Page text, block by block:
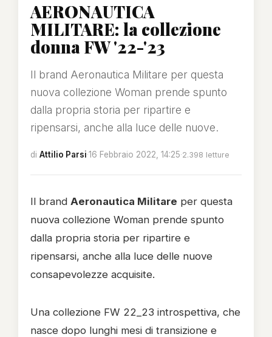
AERONAUTICA
MILITARE: la collezione
donna FW '22-'23
Il brand Aeronautica Militare per questa
nuova collezione Woman prende spunto
dalla propria storia per ripartire e
ripensarsi, anche alla luce delle nuove.
di Attilio Parsi·16 Febbraio 2022, 14:25·2.398 letture
Il brand Aeronautica Militare per questa
nuova collezione Woman prende spunto
dalla propria storia per ripartire e
ripensarsi, anche alla luce delle nuove
consapevolezze acquisite.
Una collezione FW 22_23 introspettiva, che
nasce dopo lunghi mesi di transizione e